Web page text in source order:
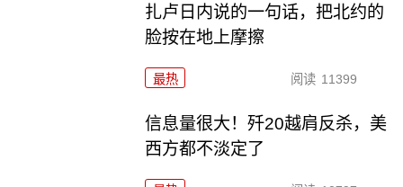
扎卢日内说的一句话，把北约的
脸按在地上摩擦
最热 阅读 11399
信息量很大！歼20越肩反杀，美
西方都不淡定了